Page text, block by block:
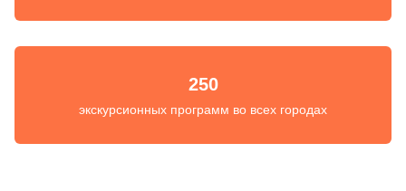
250
экскурсионных программ во всех городах